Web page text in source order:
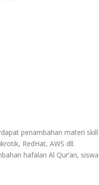
penambahan materi
RedHat, AWS dll.
hafalan Al Qur’an,